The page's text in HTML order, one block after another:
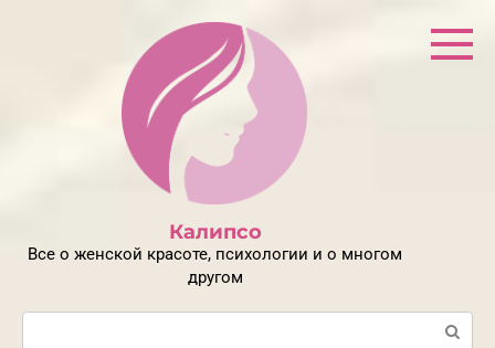
Калипсо
Все о женской красоте, психологии и о многом
другом
Поиск: